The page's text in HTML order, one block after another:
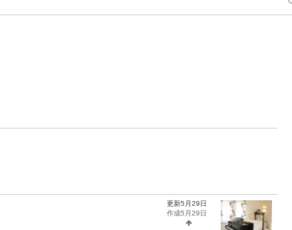
更新5月29日
作成5月29日